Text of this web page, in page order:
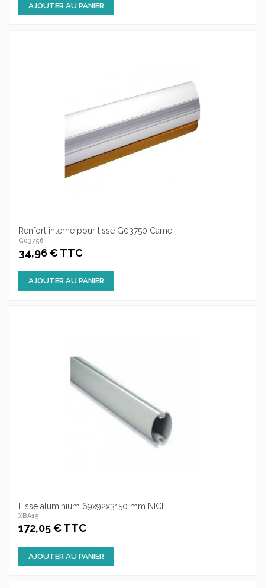
AJOUTER AU PANIER
Renfort interne pour lisse G03750 Came
G03756
34,96 € TTC
AJOUTER AU PANIER
Lisse aluminium 69x92x3150 mm NICE
XBA15
172,05 € TTC
AJOUTER AU PANIER